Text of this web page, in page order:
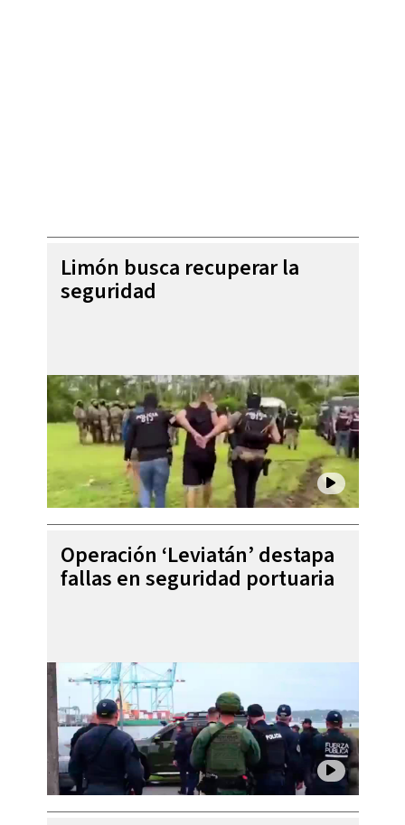
Limón busca recuperar la
seguridad
Operación ‘Leviatán’ destapa
fallas en seguridad portuaria